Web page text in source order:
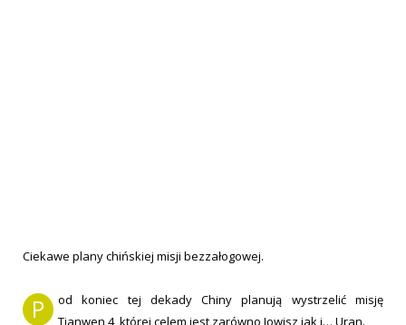
Ciekawe plany chińskiej misji bezzałogowej.
P
od koniec tej dekady Chiny planują wystrzelić misję
Tianwen 4, której celem jest zarówno Jowisz jak i… Uran.